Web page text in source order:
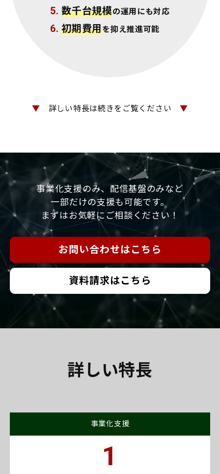
5.数千台規模の運用にも対応
6.初期費用を抑え推進可能
▼ 詳しい特長は続きをご覧ください ▼
事業化支援のみ、配信基盤のみなど
一部だけの支援も可能です。
まずはお気軽にご相談ください！
お問い合わせはこちら
資料請求はこちら
詳しい特長
事業化支援
1